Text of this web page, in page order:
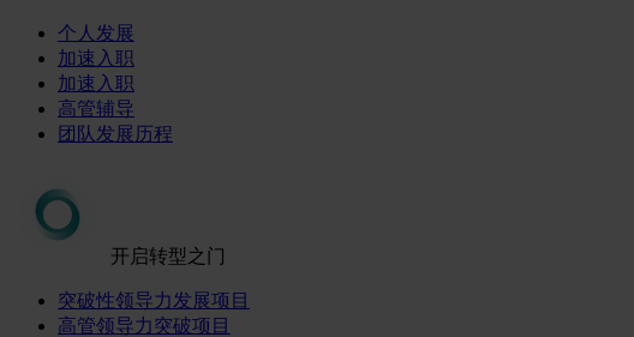
个人发展
加速入职
加速入职
高管辅导
团队发展历程
开启转型之门
突破性领导力发展项目
高管领导力突破项目